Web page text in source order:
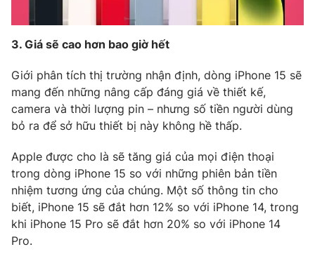
® Cấm sao chép dưới mọi hình thức nếu không có sự chấp
thuận bằng văn bản. Ghi rõ nguồn VTV.vn khi phát hành lại
thông tin từ website này.
3. Giá sẽ cao hơn bao giờ hết
Giới phân tích thị trường nhận định, dòng iPhone 15 sẽ
mang đến những nâng cấp đáng giá về thiết kế,
camera và thời lượng pin – nhưng số tiền người dùng
bỏ ra để sở hữu thiết bị này không hề thấp.
Apple được cho là sẽ tăng giá của mọi điện thoại
trong dòng iPhone 15 so với những phiên bản tiền
nhiệm tương ứng của chúng. Một số thông tin cho
biết, iPhone 15 sẽ đắt hơn 12% so với iPhone 14, trong
khi iPhone 15 Pro sẽ đắt hơn 20% so với iPhone 14
Pro.